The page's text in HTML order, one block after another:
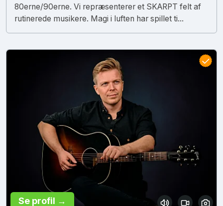
80erne/90erne. Vi repræsenterer et SKARPT felt af
rutinerede musikere. Magi i luften har spillet ti...
Se profil →